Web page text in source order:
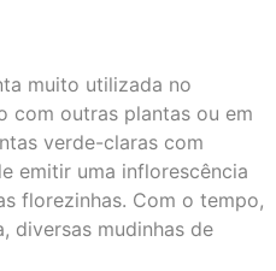
muito utilizada no
com outras plantas ou em
verde-claras com
emitir uma inflorescência
florezinhas. Com o tempo,
diversas mudinhas de